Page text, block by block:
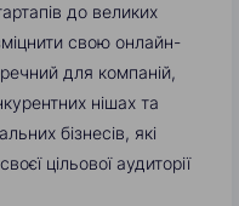
до великих
свою онлайн-
для компаній,
нішах та
бізнесів, які
цільової аудиторії